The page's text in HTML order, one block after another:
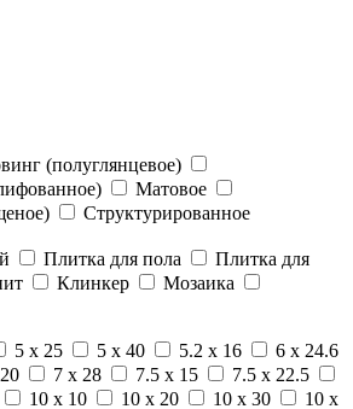
(полуглянцевое)
Матовое
Структурированное
Плитка для пола
Плитка для
Клинкер
Мозаика
5 x 25 5 x 40 5.2 x 16
6 x 24.6
7 x 28 7.5 x 15
7.5 x 22.5
10 x 10 10 x 20 10 x 30 10 x